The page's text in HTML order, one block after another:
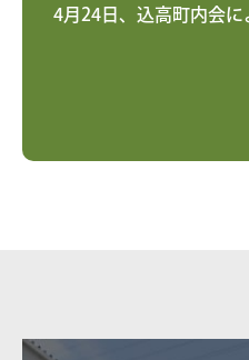
4月24日、込高町内会